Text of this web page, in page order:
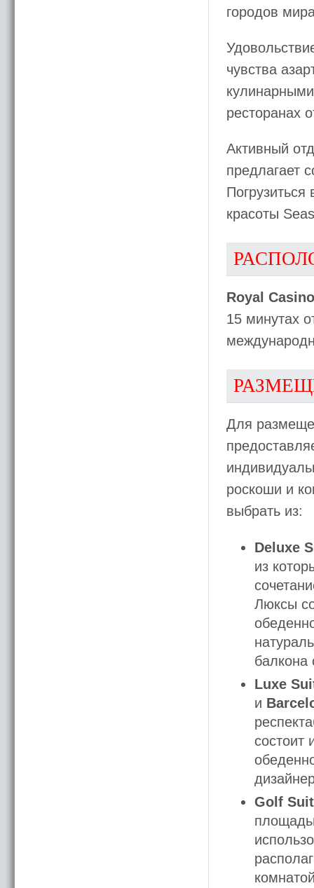
городов
чувства
ресторанах
Активный
предлагает
красоты
Royal
15 минутах
Для
роскоши и
выбрать из:
Deluxe
из
Люксы
балкона
Luxe
и
состоит
Golf